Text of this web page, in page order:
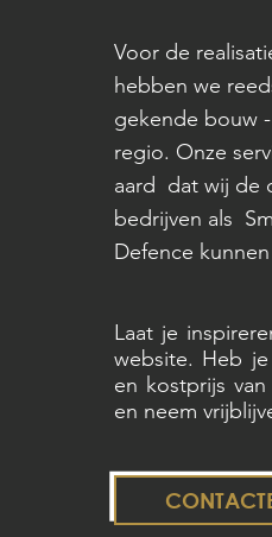
Voor de
hebben we
gekende bouw
regio. Onze
aard dat wij de
bedrijven als
Defence
Laat je
website. Heb
en kostprijs
en neem